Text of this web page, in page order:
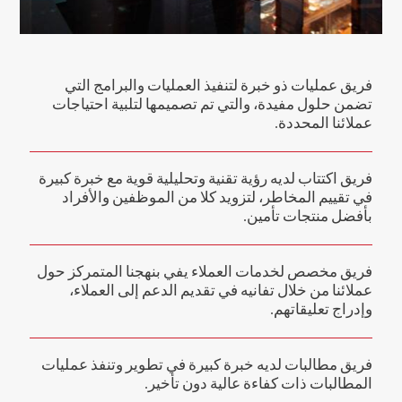
فريق عمليات ذو خبرة لتنفيذ العمليات والبرامج التي
تضمن حلول مفيدة، والتي تم تصميمها لتلبية احتياجات
عملائنا المحددة.
فريق اكتتاب لديه رؤية تقنية وتحليلية قوية مع خبرة كبيرة
في تقييم المخاطر، لتزويد كلا من الموظفين والأفراد
بأفضل منتجات تأمين.
فريق مخصص لخدمات العملاء يفي بنهجنا المتمركز حول
عملائنا من خلال تفانيه في تقديم الدعم إلى العملاء،
وإدراج تعليقاتهم.
فريق مطالبات لديه خبرة كبيرة في تطوير وتنفذ عمليات
المطالبات ذات كفاءة عالية دون تأخير.